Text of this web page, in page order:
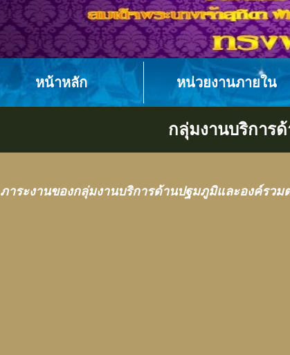
หน้าหลัก หน่วยงานภายใน
กลุ่มงานบริการ
ภาระงานของกลุ่มงานบริการด้านปฐมภูมิและองค์รว